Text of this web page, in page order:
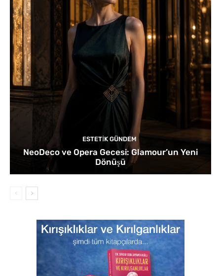
ESTETIK GÜNDEM
NeoDeco ve Opera Gecesi: Glamour’un Yeni
Dönüşü